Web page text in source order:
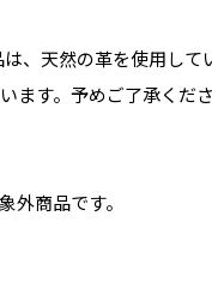
、天然の革を使用して
ます。予めご了承くださ
外商品です。